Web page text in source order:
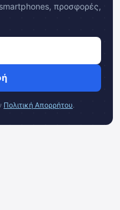
προσφορές,
Πολιτική Απορρήτου.